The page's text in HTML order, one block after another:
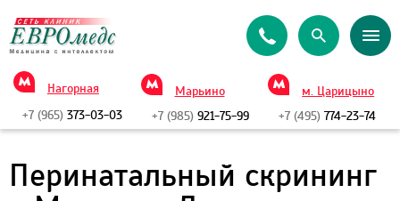
Нагорная
+7 (965) 373-03-03
Марьино
+7 (985)921-75-99
м. Царицыно
+7 (495) 774-23-74
Перинатальный скрининг